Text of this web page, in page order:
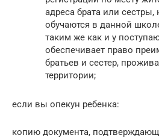
адреса брата или сестры,
обучаются в данной
таким же как и у
обеспечивает право
братьев и сестер,
территории;
если вы опекун ребенка:
копию документа,